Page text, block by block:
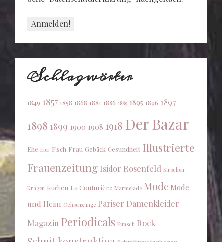
Schlagwörter
1849 1857 1858 1868 1881 1886 1889 1895 1896 1897
1898 1899 1900 1908 1918 Der Bazar
Ehe Eier Fisch Frau Gebäck Gesundheit Illustrierte
Frauenzeitung Isidor Rosenfeld Kirschen
Kragen Kuchen La Couturière Marmelade Mode Mode
und Heim Ochsenzunge Pariser Damenkleider
Magazin Periodicals Punsch Rock